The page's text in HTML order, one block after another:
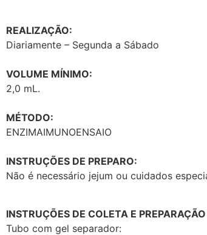
REALIZAÇÃO:
Diariamente – Segunda a Sábado
VOLUME MÍNIMO:
2,0 mL.
MÉTODO:
ENZIMAIMUNOENSAIO
INSTRUÇÕES DE PREPARO:
Não é necessário jejum ou cuidados
INSTRUÇÕES DE COLETA E
Tubo com gel separador: